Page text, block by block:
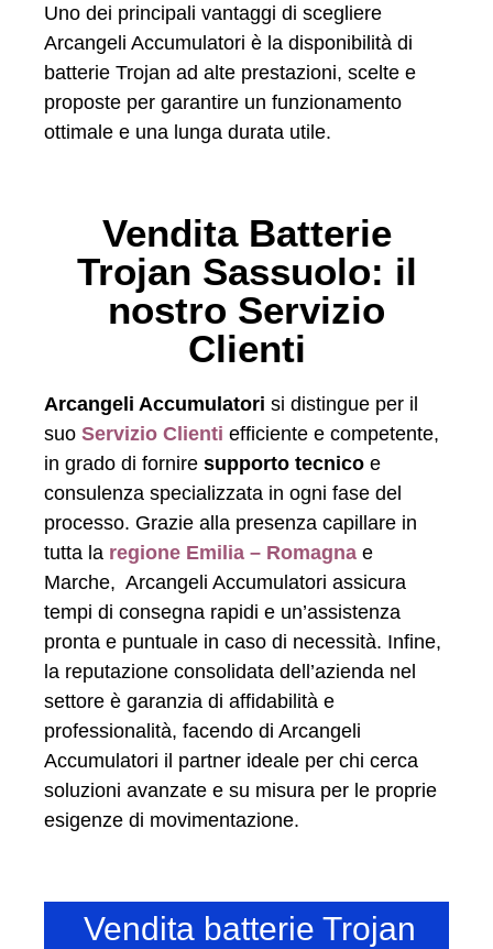
Uno dei principali vantaggi di scegliere
Arcangeli Accumulatori è la disponibilità di
batterie Trojan ad alte prestazioni, scelte e
proposte per garantire un funzionamento
ottimale e una lunga durata utile.
Vendita Batterie
Trojan Sassuolo: il
nostro Servizio
Clienti
Arcangeli Accumulatori si distingue per il
suo Servizio Clienti efficiente e competente,
in grado di fornire supporto tecnico e
consulenza specializzata in ogni fase del
processo. Grazie alla presenza capillare in
tutta la regione Emilia – Romagna e
Marche, Arcangeli Accumulatori assicura
tempi di consegna rapidi e un’assistenza
pronta e puntuale in caso di necessità. Infine,
la reputazione consolidata dell’azienda nel
settore è garanzia di affidabilità e
professionalità, facendo di Arcangeli
Accumulatori il partner ideale per chi cerca
soluzioni avanzate e su misura per le proprie
esigenze di movimentazione.
Vendita batterie Trojan